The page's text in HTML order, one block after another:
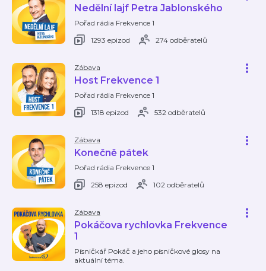
Nedělní lajf Petra Jablonského
Pořad rádia Frekvence 1
1293 epizod
274 odběratelů
Zábava
Host Frekvence 1
Pořad rádia Frekvence 1
1318 epizod
532 odběratelů
Zábava
Konečně pátek
Pořad rádia Frekvence 1
258 epizod
102 odběratelů
Zábava
Pokáčova rychlovka Frekvence
1
Písničkář Pokáč a jeho písničkové glosy na
aktuální téma.